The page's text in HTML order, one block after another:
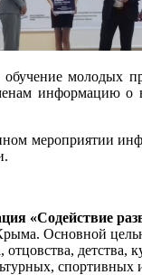
молодых
информацию о
мероприятии
«Содействие
Основной
детства,
спортивных